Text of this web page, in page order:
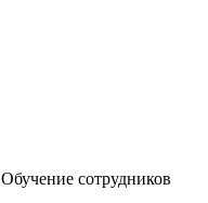
Обучение сотрудников